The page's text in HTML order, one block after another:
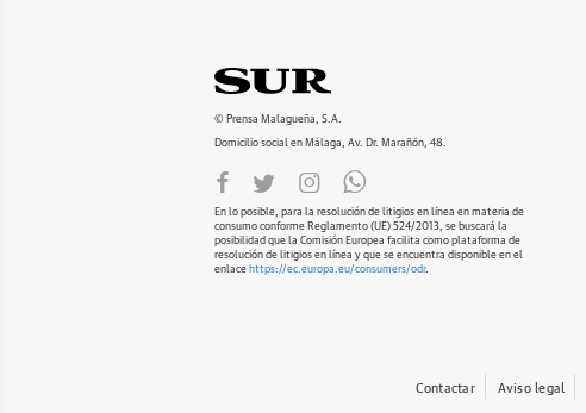
© Prensa Malagueña, S.A.
Domicilio social en Málaga, Av. Dr. Marañón, 48.
En lo posible, para la resolución de litigios en línea en materia de
consumo conforme Reglamento (UE) 524/2013, se buscará la
posibilidad que la Comisión Europea facilita como plataforma de
resolución de litigios en línea y que se encuentra disponible en el
enlace https://ec.europa.eu/consumers/odr.
Contactar Aviso legal